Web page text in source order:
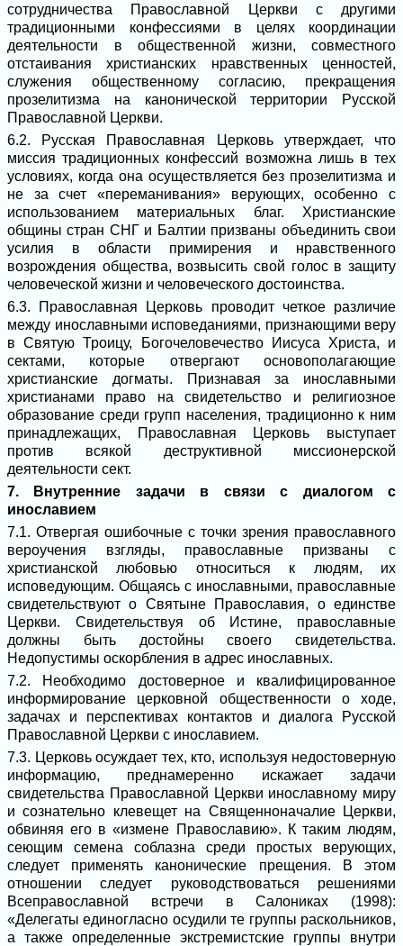
сотрудничества Православной Церкви с другими
традиционными конфессиями в целях координации
деятельности в общественной жизни, совместного
отстаивания христианских нравственных ценностей,
служения общественному согласию, прекращения
прозелитизма на канонической территории Русской
Православной Церкви.
6.2. Русская Православная Церковь утверждает, что
миссия традиционных конфессий возможна лишь в тех
условиях, когда она осуществляется без прозелитизма и
не за счет «переманивания» верующих, особенно с
использованием материальных благ. Христианские
общины стран СНГ и Балтии призваны объединить свои
усилия в области примирения и нравственного
возрождения общества, возвысить свой голос в защиту
человеческой жизни и человеческого достоинства.
6.3. Православная Церковь проводит четкое различие
между инославными исповеданиями, признающими веру
в Святую Троицу, Богочеловечество Иисуса Христа, и
сектами, которые отвергают основополагающие
христианские догматы. Признавая за инославными
христианами право на свидетельство и религиозное
образование среди групп населения, традиционно к ним
принадлежащих, Православная Церковь выступает
против всякой деструктивной миссионерской
деятельности сект.
7. Внутренние задачи в связи с диалогом с
инославием
7.1. Отвергая ошибочные с точки зрения православного
вероучения взгляды, православные призваны с
христианской любовью относиться к людям, их
исповедующим. Общаясь с инославными, православные
свидетельствуют о Святыне Православия, о единстве
Церкви. Свидетельствуя об Истине, православные
должны быть достойны своего свидетельства.
Недопустимы оскорбления в адрес инославных.
7.2. Необходимо достоверное и квалифицированное
информирование церковной общественности о ходе,
задачах и перспективах контактов и диалога Русской
Православной Церкви с инославием.
7.3. Церковь осуждает тех, кто, используя недостоверную
информацию, преднамеренно искажает задачи
свидетельства Православной Церкви инославному миру
и сознательно клевещет на Священноначалие Церкви,
обвиняя его в «измене Православию». К таким людям,
сеющим семена соблазна среди простых верующих,
следует применять канонические прещения. В этом
отношении следует руководствоваться решениями
Всеправославной встречи в Салониках (1998):
«Делегаты единогласно осудили те группы раскольников,
а также определенные экстремистские группы внутри